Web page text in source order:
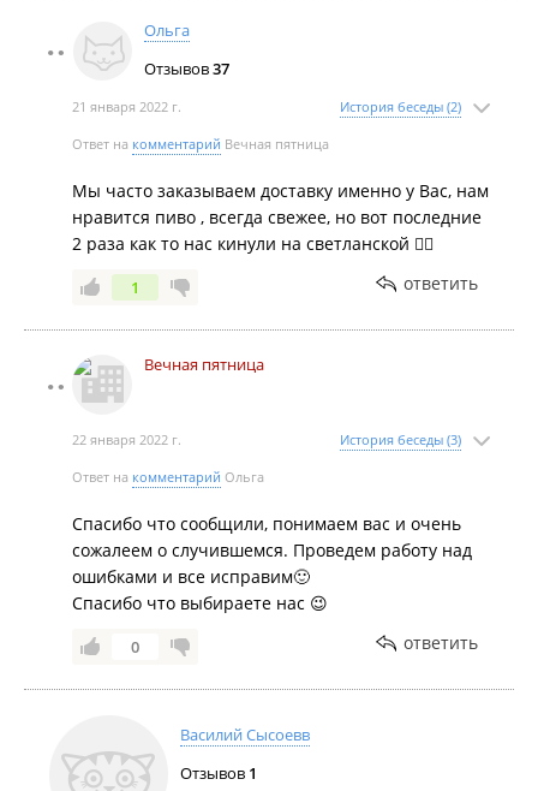
Ольга
Отзывов37
21 января 2022 г. История беседы (2)
Ответ на комментарий Вечная пятница
Мы часто заказываем доставку именно у Вас, нам
нравится пиво , всегда свежее, но вот последние
2 раза как то нас кинули на светланской 🤷‍♀️
1 ответить
Вечная пятница
22 января 2022 г. История беседы (3)
Ответ на комментарий Ольга
Спасибо что сообщили, понимаем вас и очень
сожалеем о случившемся. Проведем работу над
ошибками и все исправим🙂
Спасибо что выбираете нас 😉
0 ответить
Василий Сысоевв
Отзывов 1